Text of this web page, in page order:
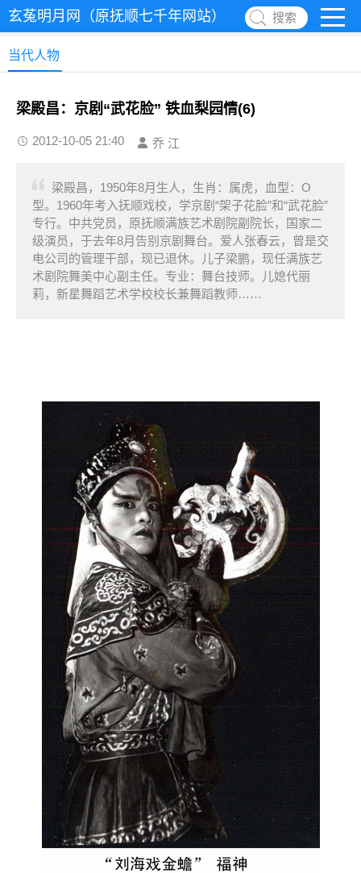
玄菟明月网（原抚顺七千年网站） 搜索
当代人物
梁殿昌：京剧“武花脸” 铁血梨园情(6)
2012-10-05 21:40 乔 江
梁殿昌，1950年8月生人，生肖：属虎，血型：O
型。1960年考入抚顺戏校，学京剧“架子花脸”和“武花脸”
专行。中共党员，原抚顺满族艺术剧院副院长，国家二
级演员，于去年8月告别京剧舞台。爱人张春云，曾是交
电公司的管理干部，现已退休。儿子梁鹏，现任满族艺
术剧院舞美中心副主任。专业：舞台技师。儿媳代丽
莉，新星舞蹈艺术学校校长兼舞蹈教师……